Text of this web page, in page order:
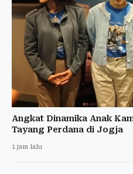
Angkat Dinamika Anak
Tayang Perdana di Jogja
1 jam lalu